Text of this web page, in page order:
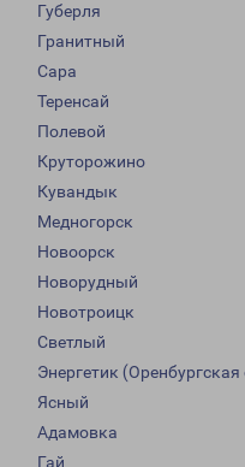
Губерля
Гранитный
Сара
Теренсай
Полевой
Круторожино
Кувандык
Медногорск
Новоорск
Новорудный
Новотроицк
Светлый
Энергетик (Оренбургская
Ясный
Адамовка
Гай